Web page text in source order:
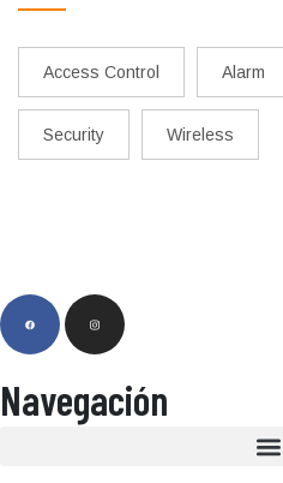
Access Control Alarm
Security Wireless
Navegación